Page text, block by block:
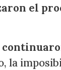
el
la